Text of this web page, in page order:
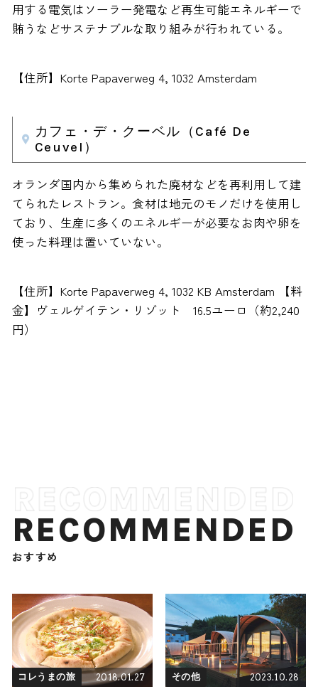
用する電気はソーラー発電など再生可能エネルギーで
賄うなどサステナブルな取り組みが行われている。
【住所】Korte Papaverweg 4, 1032 Amsterdam
カフェ・デ・クーベル（Café De
Ceuvel）
オランダ国内から集められた廃材などを再利用して建
てられたレストラン。食材は地元のモノだけを使用し
ており、生産に多くのエネルギーが必要なお肉や卵を
使った料理は置いていない。
【住所】Korte Papaverweg 4, 1032 KB Amsterdam 【料
金】ヴェルゲイテン・リゾット 16.5ユーロ（約2,240
円）
RECOMMENDED
おすすめ
コレうまの旅 2018.01.27 その他 2023.10.28